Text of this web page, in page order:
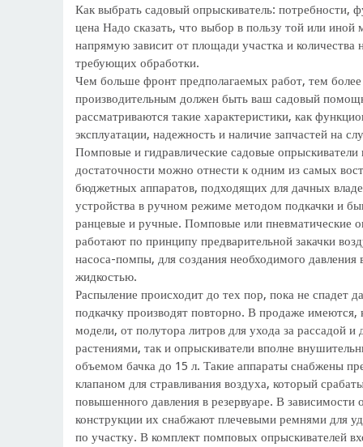
Как выбрать садовый опрыскиватель: потребности,
цена Надо сказать, что выбор в пользу той или иной
напрямую зависит от площади участка и количества
требующих обработки.
Чем больше фронт предполагаемых работ, тем
производительным должен быть ваш садовый
рассматриваются такие характеристики, как
эксплуатации, надежность и наличие запчастей на
Помповые и гидравлические садовые
достаточности можно отнести к одним из самых
бюджетных аппаратов, подходящих для дачных
устройства в ручном режиме методом подкачки и
ранцевые и ручные. Помповые или пневматические
работают по принципу предварительной закачки
насоса-помпы, для создания необходимого давления
жидкостью.
Распыление происходит до тех пор, пока не спадет
подкачку производят повторно. В продаже имеются,
модели, от полутора литров для ухода за рассадой
растениями, так и опрыскиватели вполне
объемом бачка до 15 л. Такие аппараты снабжены
клапаном для стравливания воздуха, который
повышенного давления в резервуаре. В зависимости
конструкции их снабжают плечевыми ремнями для
по участку. В комплект помповых опрыскивателей